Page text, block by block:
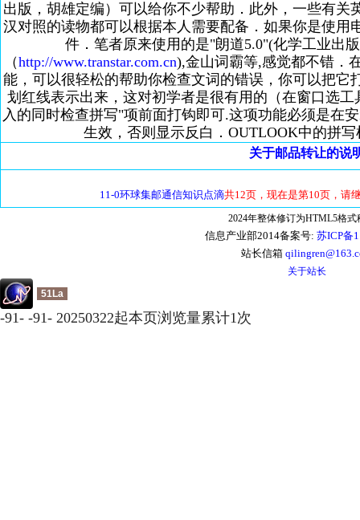
出版，胡雄定编）可以给你不少帮助．此外，一些有关
汉对照的读物都可以根据本人需要配备．如果你是使用
件．笔者原来使用的是"朗道5.0"(化学工业出
（http://www.transtar.com.cn),金山词霸等,感觉都不错．
能，可以很轻松的帮助你检查文词的错误，你可以把它
划红线表示出来，这对初学者是很有用的（在窗口选
入的同时检查拼写"项前面打钩即可.这项功能必须是在
生效，否则显示反白．OUTLOOK中的拼
关于邮品转让的说
11-0环球集邮通信知识点滴共12页，现在是第10页，请
2024年整体修订为HTML5格式
信息产业部2014备案号: 苏ICP备
站长信箱
关于站长
51La
-91- -91- 20250322起本页浏览量累计1次